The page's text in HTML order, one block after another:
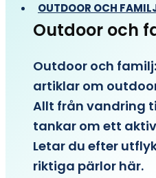
OUTDOOR OCH
Outdoor och
Outdoor och
artiklar om
Allt från vandring
tankar om ett
Letar du efter
riktiga pärlor här.